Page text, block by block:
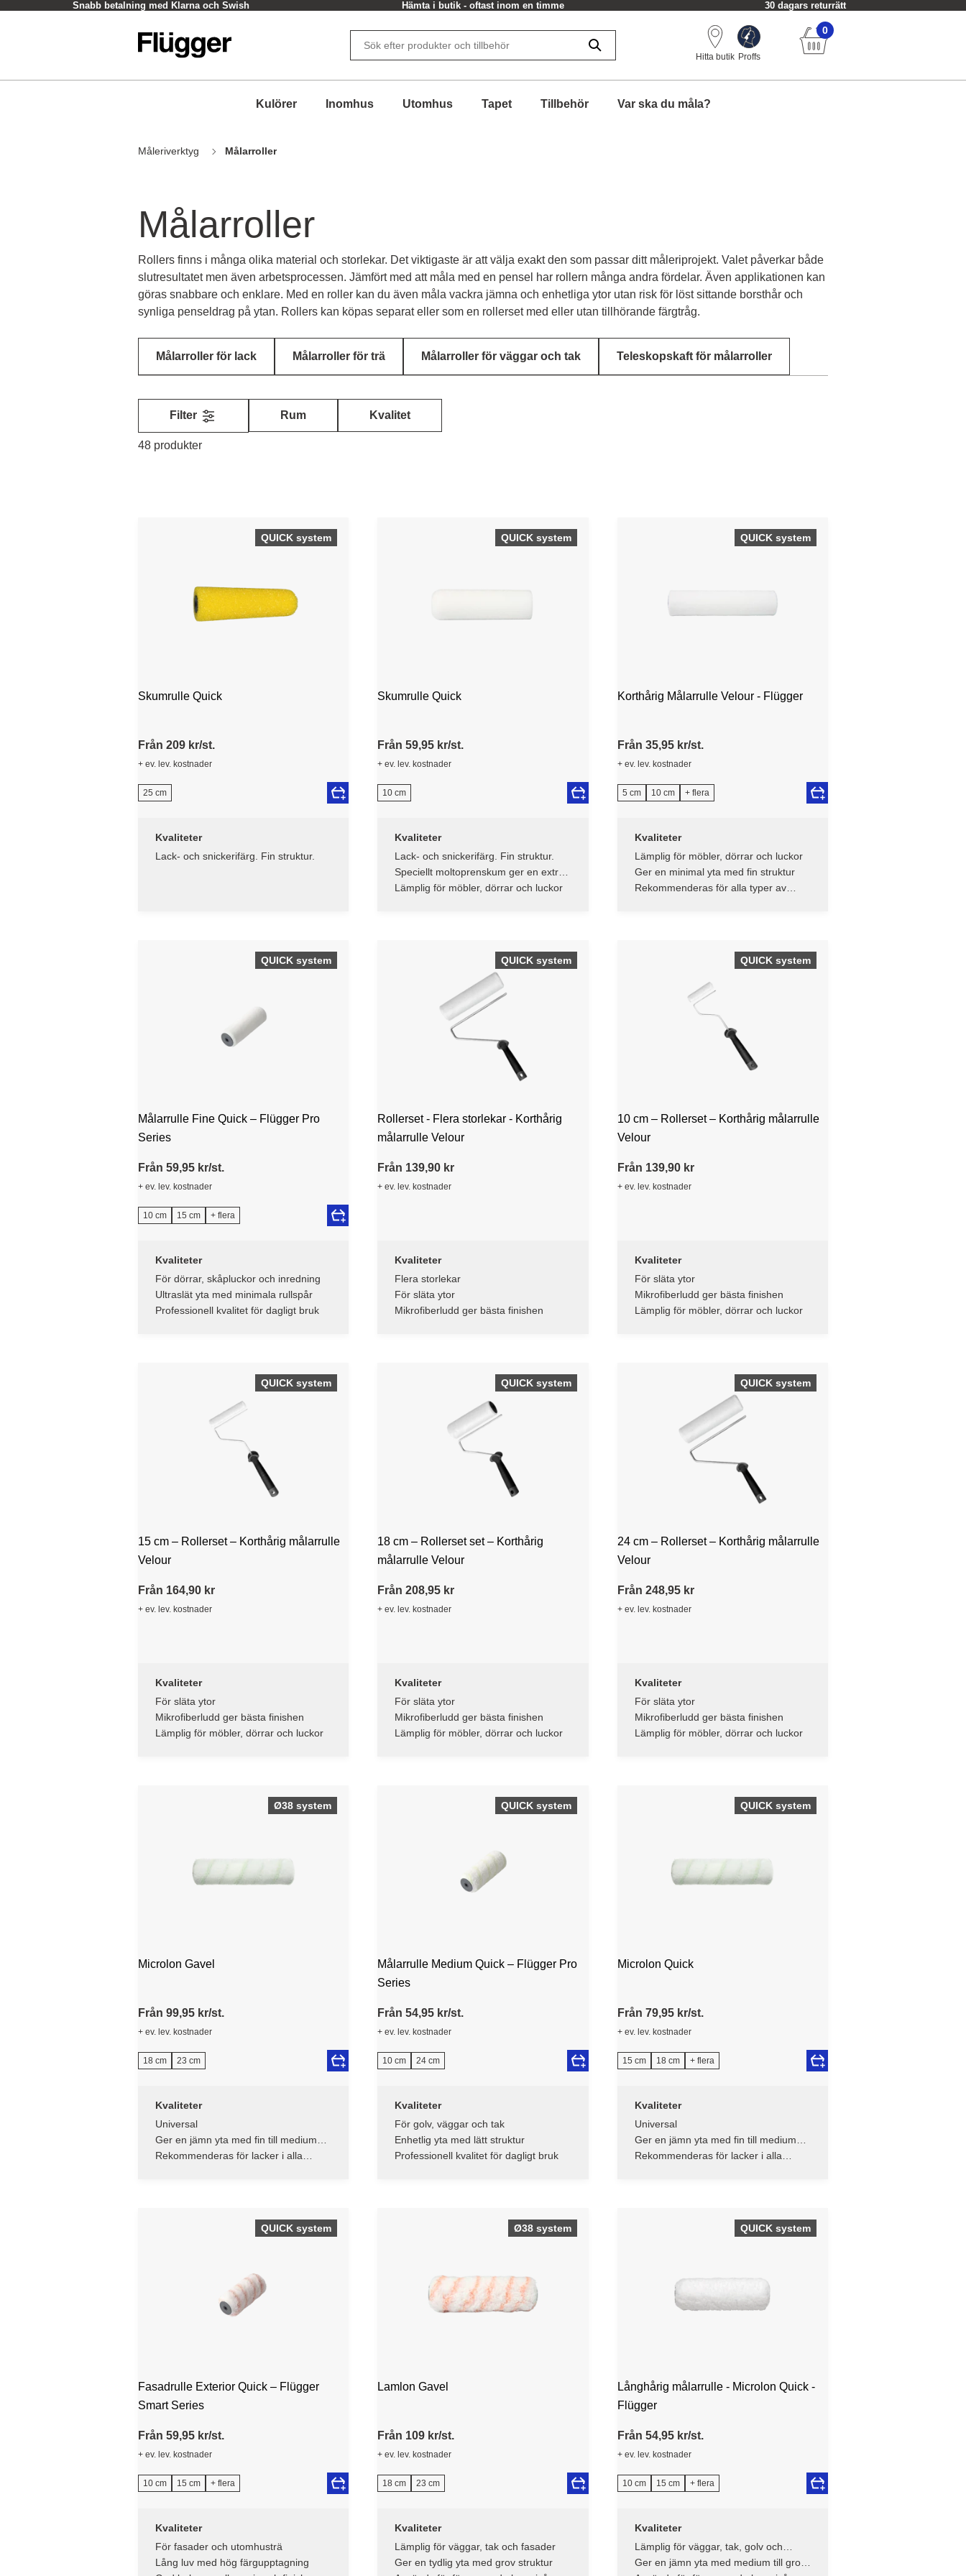
Snabb betalning med Klarna och Swish Hämta i butik - oftast inom en timme 30 dagars returrätt
Hitta butik Proffs
0
Kulörer Inomhus Utomhus Tapet Tillbehör Var ska du måla?
Måleriverktyg Målarroller
Målarroller
Rollers finns i många olika material och storlekar. Det viktigaste är att välja exakt den som passar ditt måleriprojekt. Valet påverkar både
slutresultatet men även arbetsprocessen. Jämfört med att måla med en pensel har rollern många andra fördelar. Även applikationen kan
göras snabbare och enklare. Med en roller kan du även måla vackra jämna och enhetliga ytor utan risk för löst sittande borsthår och
synliga penseldrag på ytan. Rollers kan köpas separat eller som en rollerset med eller utan tillhörande färgtråg.
Målarroller för lack Målarroller för trä Målarroller för väggar och tak Teleskopskaft för målarroller
48 produkter
Filter Rum Kvalitet
QUICK system
Skumrulle Quick
Från 209 kr/st.
+ ev. lev. kostnader
25 cm
Kvaliteter
Lack- och snickerifärg. Fin struktur.
QUICK system
Skumrulle Quick
Från 59,95 kr/st.
+ ev. lev. kostnader
10 cm
Kvaliteter
Lack- och snickerifärg. Fin struktur.
Speciellt moltoprenskum ger en extra
slät finish
Lämplig för möbler, dörrar och luckor
QUICK system
Korthårig Målarrulle Velour - Flügger
Från 35,95 kr/st.
+ ev. lev. kostnader
5 cm 10 cm + flera
Kvaliteter
Lämplig för möbler, dörrar och luckor
Ger en minimal yta med fin struktur
Rekommenderas för alla typer av
QUICK system
Målarrulle Fine Quick – Flügger Pro
Series
Från 59,95 kr/st.
+ ev. lev. kostnader
10 cm 15 cm + flera
Kvaliteter
För dörrar, skåpluckor och inredning
Ultraslät yta med minimala rullspår
Professionell kvalitet för dagligt bruk
QUICK system
Rollerset - Flera storlekar - Korthårig
målarrulle Velour
Från 139,90 kr
+ ev. lev. kostnader
Kvaliteter
Flera storlekar
För släta ytor
Mikrofiberludd ger bästa finishen
QUICK system
10 cm – Rollerset – Korthårig målarrulle
Velour
Från 139,90 kr
+ ev. lev. kostnader
Kvaliteter
För släta ytor
Mikrofiberludd ger bästa finishen
Lämplig för möbler, dörrar och luckor
QUICK system
15 cm – Rollerset – Korthårig målarrulle
Velour
Från 164,90 kr
+ ev. lev. kostnader
Kvaliteter
För släta ytor
Mikrofiberludd ger bästa finishen
Lämplig för möbler, dörrar och luckor
QUICK system
18 cm – Rollerset set – Korthårig
målarrulle Velour
Från 208,95 kr
+ ev. lev. kostnader
Kvaliteter
För släta ytor
Mikrofiberludd ger bästa finishen
Lämplig för möbler, dörrar och luckor
QUICK system
24 cm – Rollerset – Korthårig målarrulle
Velour
Från 248,95 kr
+ ev. lev. kostnader
Kvaliteter
För släta ytor
Mikrofiberludd ger bästa finishen
Lämplig för möbler, dörrar och luckor
Ø38 system
Microlon Gavel
Från 99,95 kr/st.
+ ev. lev. kostnader
18 cm 23 cm
Kvaliteter
Universal
Ger en jämn yta med fin till medium
struktur
Rekommenderas för lacker i alla
QUICK system
Målarrulle Medium Quick – Flügger Pro
Series
Från 54,95 kr/st.
+ ev. lev. kostnader
10 cm 24 cm
Kvaliteter
För golv, väggar och tak
Enhetlig yta med lätt struktur
Professionell kvalitet för dagligt bruk
QUICK system
Microlon Quick
Från 79,95 kr/st.
+ ev. lev. kostnader
15 cm 18 cm + flera
Kvaliteter
Universal
Ger en jämn yta med fin till medium
struktur
Rekommenderas för lacker i alla
QUICK system
Fasadrulle Exterior Quick – Flügger
Smart Series
Från 59,95 kr/st.
+ ev. lev. kostnader
10 cm 15 cm + flera
Kvaliteter
För fasader och utomhusträ
Lång luv med hög färgupptagning
Ø38 system
Lamlon Gavel
Från 109 kr/st.
+ ev. lev. kostnader
18 cm 23 cm
Kvaliteter
Lämplig för väggar, tak och fasader
Ger en tydlig yta med grov struktur
QUICK system
Långhårig målarrulle - Microlon Quick -
Flügger
Från 54,95 kr/st.
+ ev. lev. kostnader
10 cm 15 cm + flera
Kvaliteter
Lämplig för väggar, tak, golv och
snickerier
Ger en jämn yta med medium till grov